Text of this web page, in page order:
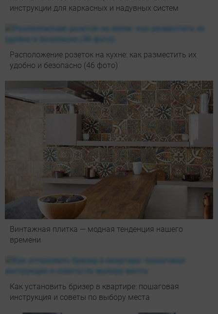
инструкции для каркасных и надувных систем
Расположение розеток на кухне: как разместить их
удобно и безопасно (46 фото)
Винтажная плитка — модная тенденция нашего
времени
Как установить бризер в квартире: пошаговая
инструкция и советы по выбору места